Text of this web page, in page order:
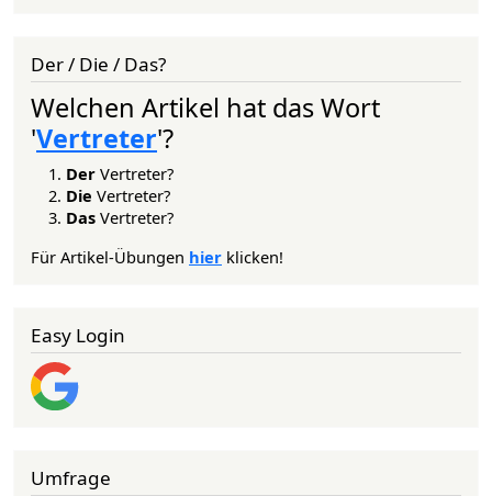
Der / Die / Das?
Welchen Artikel hat das Wort
'Vertreter'?
Der Vertreter?
Die Vertreter?
Das Vertreter?
Für Artikel-Übungen hier klicken!
Easy Login
Umfrage